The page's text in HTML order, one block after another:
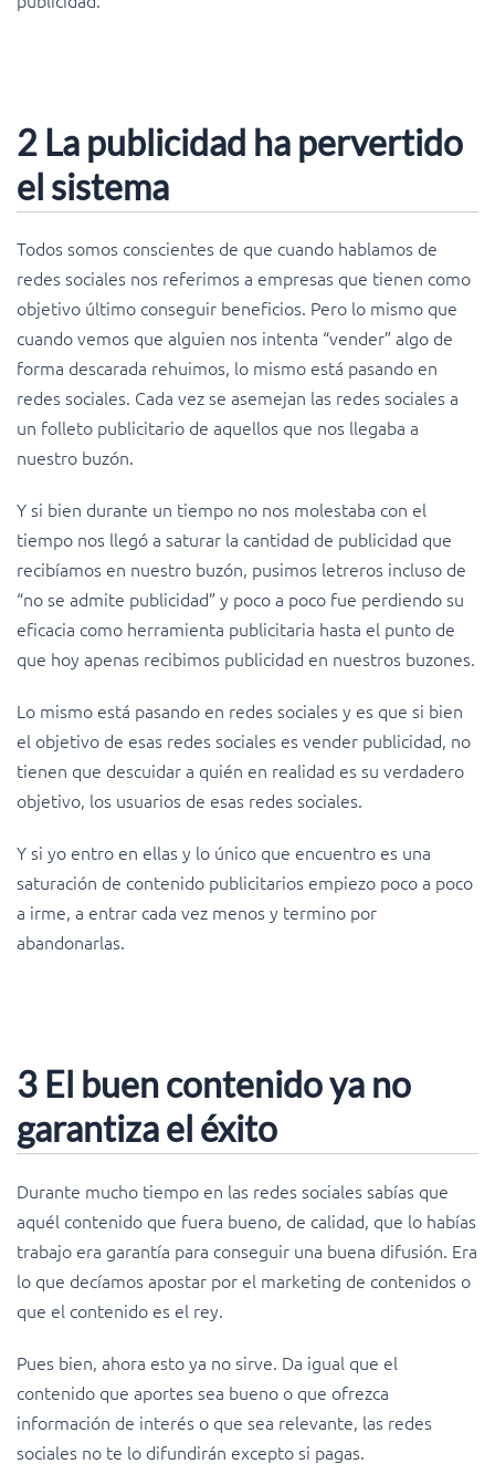
2 La publicidad ha pervertido
el sistema
Todos somos conscientes de que cuando hablamos de
redes sociales nos referimos a empresas que tienen como
objetivo último conseguir beneficios. Pero lo mismo que
cuando vemos que alguien nos intenta “vender” algo de
forma descarada rehuimos, lo mismo está pasando en
redes sociales. Cada vez se asemejan las redes sociales a
un folleto publicitario de aquellos que nos llegaba a
nuestro buzón.
Y si bien durante un tiempo no nos molestaba con el
tiempo nos llegó a saturar la cantidad de publicidad que
recibíamos en nuestro buzón, pusimos letreros incluso de
“no se admite publicidad” y poco a poco fue perdiendo su
eficacia como herramienta publicitaria hasta el punto de
que hoy apenas recibimos publicidad en nuestros buzones.
Lo mismo está pasando en redes sociales y es que si bien
el objetivo de esas redes sociales es vender publicidad, no
tienen que descuidar a quién en realidad es su verdadero
objetivo, los usuarios de esas redes sociales.
Y si yo entro en ellas y lo único que encuentro es una
saturación de contenido publicitarios empiezo poco a poco
a irme, a entrar cada vez menos y termino por
abandonarlas.
3 El buen contenido ya no
garantiza el éxito
Durante mucho tiempo en las redes sociales sabías que
aquél contenido que fuera bueno, de calidad, que lo habías
trabajo era garantía para conseguir una buena difusión. Era
lo que decíamos apostar por el marketing de contenidos o
que el contenido es el rey.
Pues bien, ahora esto ya no sirve. Da igual que el
contenido que aportes sea bueno o que ofrezca
información de interés o que sea relevante, las redes
sociales no te lo difundirán excepto si pagas.